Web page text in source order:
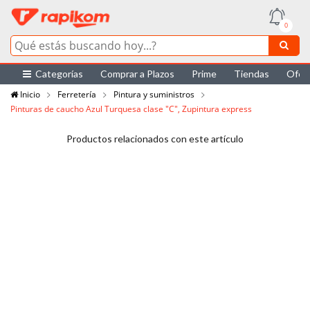
0
Categorías Comprar a Plazos Prime Tiendas
Inicio
Ferretería
Pintura y suministros
Pinturas de caucho Azul Turquesa clase "C", Zupintura express
Productos relacionados con este artículo